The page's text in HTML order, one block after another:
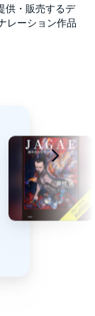
供・販売するデ
レーション作品